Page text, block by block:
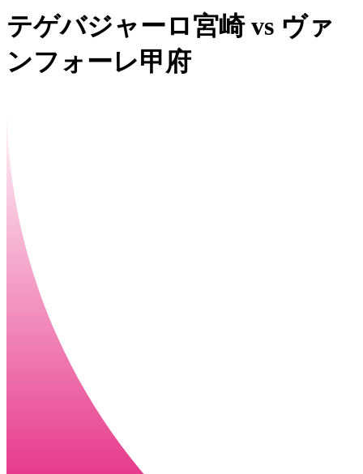
テゲバジャーロ宮崎vs ヴァ
ンフォーレ甲府